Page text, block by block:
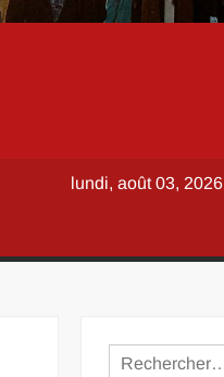
lundi, août 03, 2026